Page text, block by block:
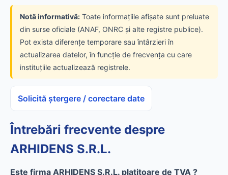
Notă informativă: Toate informațiile afișate sunt preluate
din surse oficiale (ANAF, ONRC și alte registre publice).
Pot exista diferențe temporare sau întârzieri în
actualizarea datelor, în funcție de frecvența cu care
instituțiile actualizează registrele.
Solicită ștergere / corectare date
Întrebări frecvente despre
ARHIDENS S.R.L.
Este firma ARHIDENS S.R.L. platitoare de TVA ?